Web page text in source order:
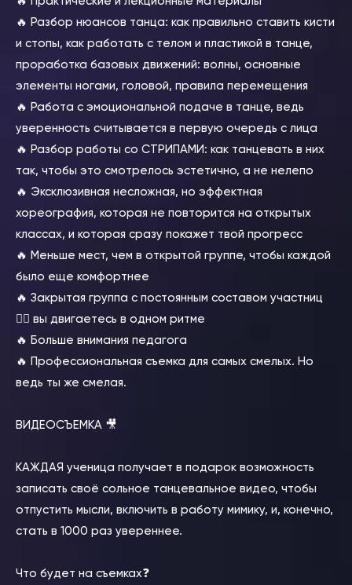
🔥 Разбор нюансов танца: как правильно ставить кисти
и стопы, как работать с телом и пластикой в танце,
проработка базовых движений: волны, основные
элементы ногами, головой, правила перемещения
🔥 Работа с эмоциональной подаче в танце, ведь
уверенность считывается в первую очередь с лица
🔥 Разбор работы со СТРИПАМИ: как танцевать в них
так, чтобы это смотрелось эстетично, а не нелепо
🔥 Эксклюзивная несложная, но эффектная
хореография, которая не повторится на открытых
классах, и которая сразу покажет твой прогресс
🔥 Меньше мест, чем в открытой группе, чтобы каждой
было еще комфортнее
🔥 Закрытая группа с постоянным составом участниц
👉🏻 вы двигаетесь в одном ритме
🔥 Больше внимания педагога
🔥 Профессиональная съемка для самых смелых. Но
ведь ты же смелая.
ВИДЕОСЪЕМКА 🎥
КАЖДАЯ ученица получает в подарок возможность
записать своё сольное танцевальное видео, чтобы
отпустить мысли, включить в работу мимику, и, конечно,
стать в 1000 раз увереннее.
Что будет на съемках❓